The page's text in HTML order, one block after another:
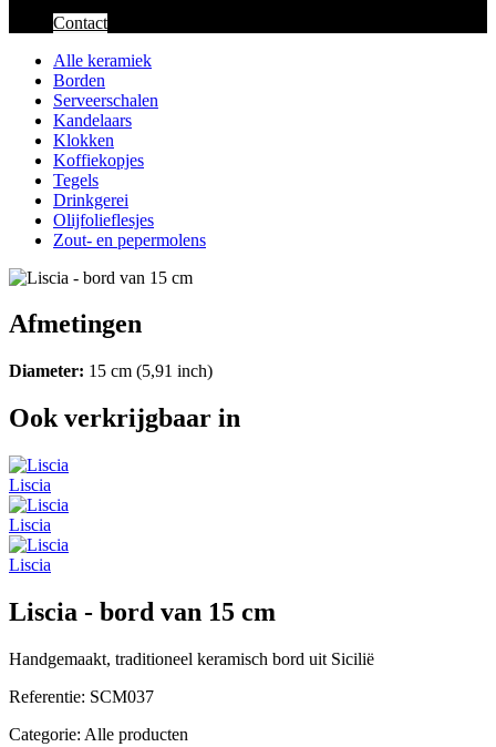
Contact
Alle keramiek
Borden
Serveerschalen
Kandelaars
Klokken
Koffiekopjes
Tegels
Drinkgerei
Olijfolieflesjes
Zout- en pepermolens
Afmetingen
Diameter: 15 cm (5,91 inch)
Ook verkrijgbaar in
Liscia
Liscia
Liscia
Liscia - bord van 15 cm
Handgemaakt, traditioneel keramisch bord uit Sicilië
Referentie: SCM037
Categorie: Alle producten